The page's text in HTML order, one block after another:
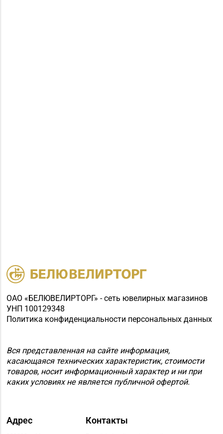
ОАО «БЕЛЮВЕЛИРТОРГ» - сеть ювелирных магазинов
УНП 100129348
Политика конфиденциальности персональных данных
Вся представленная на сайте информация,
касающаяся технических характеристик, стоимости
товаров, носит информационный характер и ни при
каких условиях не является публичной офертой.
Адрес Контакты